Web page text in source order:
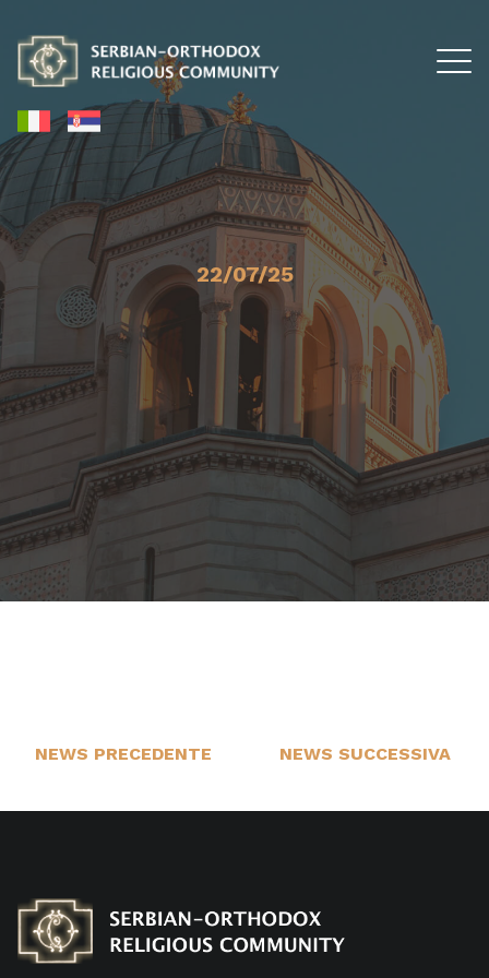
22/07/25
NEWS PRECEDENTE NEWS SUCCESSIVA